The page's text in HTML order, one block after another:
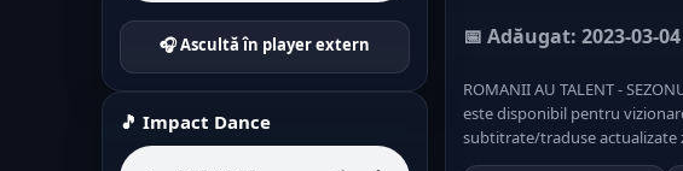
🎧 Ascultă în player extern
🎵 Impact Dance
📅 Adăugat: 2023-03-
ROMANII AU TALENT -
este disponibil pentru
subtitrate/traduse actualizate